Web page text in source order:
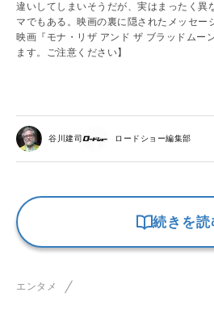
違いしてしまいそうだが、実はまったく異
マでもある。映画の裏に隠されたメッセ
映画『モナ・リザ アンド ザ ブラッドムー
ます。ご注意ください】
谷川建司 ロードショー編集部
続きを読
エンタメ